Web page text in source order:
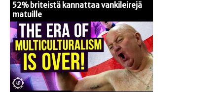
52% briteistä kannattaa vankileirejä
matuille